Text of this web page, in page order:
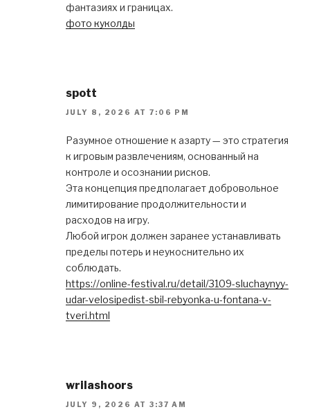
фантазиях и границах.
фото куколды
spott
JULY 8, 2026 AT 7:06 PM
Разумное отношение к азарту — это стратегия
к игровым развлечениям, основанный на
контроле и осознании рисков.
Эта концепция предполагает добровольное
лимитирование продолжительности и
расходов на игру.
Любой игрок должен заранее устанавливать
пределы потерь и неукоснительно их
соблюдать.
https://online-festival.ru/detail/3109-sluchaynyy-
udar-velosipedist-sbil-rebyonka-u-fontana-v-
tveri.html
wrilashoors
JULY 9, 2026 AT 3:37 AM